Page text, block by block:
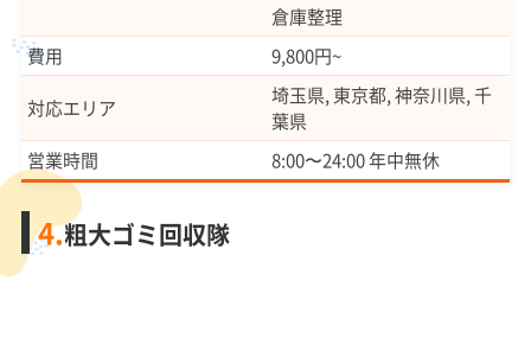
倉庫整理
費用
9,800円~
対応エリア
埼玉県, 東京都, 神奈川県, 千
葉県
営業時間
8:00〜24:00 年中無休
4.粗大ゴミ回収隊